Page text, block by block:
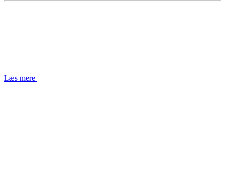
Læs mere